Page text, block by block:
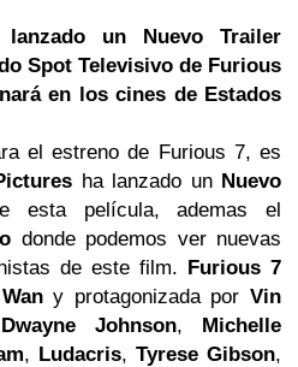
un Nuevo Trailer
Spot Televisivo de Furious
en los cines de Estados
el estreno de Furious 7, es
ha lanzado un Nuevo
esta película, ademas el
donde podemos ver nuevas
de este film. Furious 7
y protagonizada por Vin
Dwayne Johnson, Michelle
, Ludacris, Tyrese Gibson,